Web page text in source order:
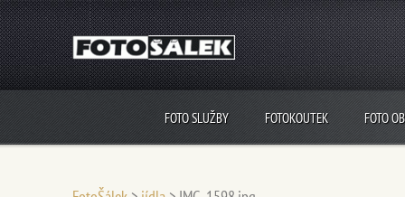
FOTO SLUŽBY FOTOKOUTEK FOTO